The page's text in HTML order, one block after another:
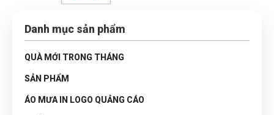
Danh mục sản phẩm
QUÀ MỚI TRONG THÁNG
SẢN PHẨM
ÁO MƯA IN LOGO QUẢNG CÁO